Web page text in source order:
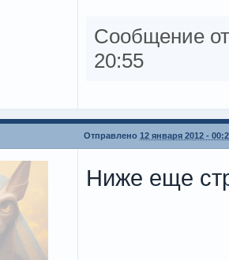
Сообщение
20:55
Отправлено 12 января 2012 -
Ниже еще